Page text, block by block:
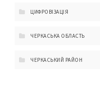
ЦИФРОВІЗАЦІЯ
ЧЕРКАСЬКА ОБЛАСТЬ
ЧЕРКАСЬКИЙ РАЙОН